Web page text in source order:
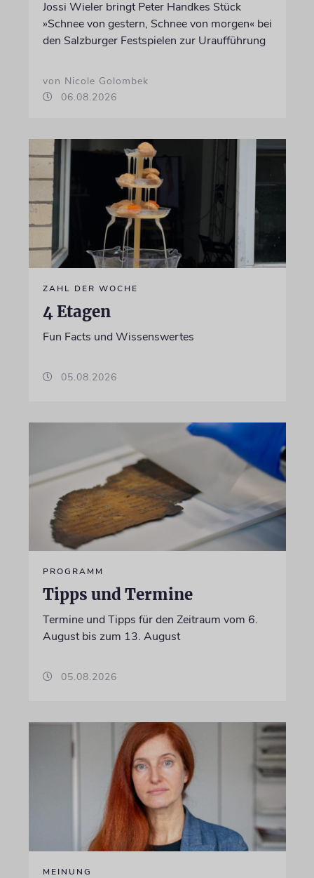
Jossi Wieler bringt Peter Handkes Stück
»Schnee von gestern, Schnee von morgen« bei
den Salzburger Festspielen zur Uraufführung
von Nicole Golombek
06.08.2026
ZAHL DER WOCHE
4 Etagen
Fun Facts und Wissenswertes
05.08.2026
PROGRAMM
Tipps und Termine
Termine und Tipps für den Zeitraum vom 6.
August bis zum 13. August
05.08.2026
MEINUNG